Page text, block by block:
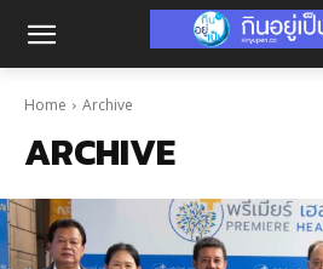
Home Archive
ARCHIVE